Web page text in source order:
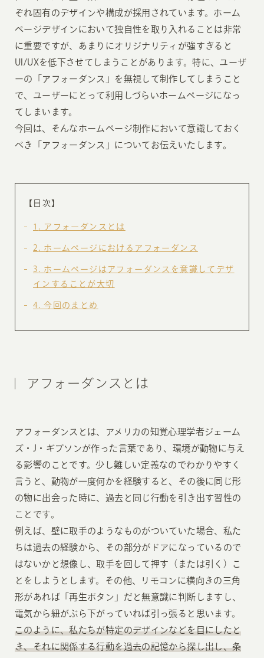
ぞれ固有のデザインや構成が採用されています。ホーム
ページデザインにおいて独自性を取り入れることは非常
に重要ですが、あまりにオリジナリティが強すぎると
UI/UXを低下させてしまうことがあります。特に、ユーザ
ーの「アフォーダンス」を無視して制作してしまうこと
で、ユーザーにとって利用しづらいホームページになっ
てしまいます。
今回は、そんなホームページ制作において意識しておく
べき「アフォーダンス」についてお伝えいたします。
【目次】
1 アフォーダンスとは
2 ホームページにおけるアフォーダンス
3
ホームページはアフォーダンスを意識してデザ
インすることが大切
4 今回のまとめ
アフォーダンスとは
アフォーダンスとは、アメリカの知覚心理学者ジェーム
ズ・J・ギブソンが作った言葉であり、環境が動物に与え
る影響のことです。少し難しい定義なのでわかりやすく
言うと、動物が一度何かを経験すると、その後に同じ形
の物に出会った時に、過去と同じ行動を引き出す習性の
ことです。
例えば、壁に取手のようなものがついていた場合、私た
ちは過去の経験から、その部分がドアになっているので
はないかと想像し、取手を回して押す（または引く）こ
とをしようとします。その他、リモコンに横向きの三角
形があれば「再生ボタン」だと無意識に判断しますし、
電気から紐がぶら下がっていれば引っ張ると思います。
このように、私たちが特定のデザインなどを目にしたと
き、それに関係する行動を過去の記憶から探し出し、条